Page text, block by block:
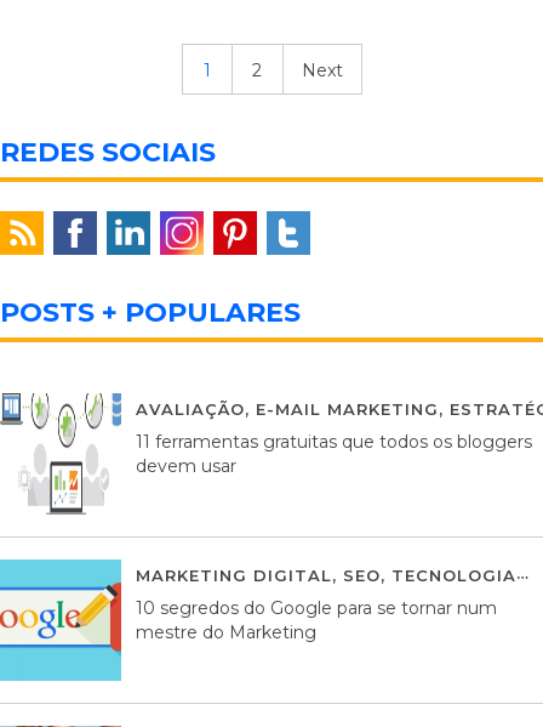
1 2 Next
REDES SOCIAIS
POSTS + POPULARES
AVALIAÇÃO, E-MAIL MARKETING,
11 ferramentas gratuitas que todos os bloggers
devem usar
MARKETING DIGITAL, SEO, TECNOLOGIA
10 segredos do Google para se tornar num
mestre do Marketing